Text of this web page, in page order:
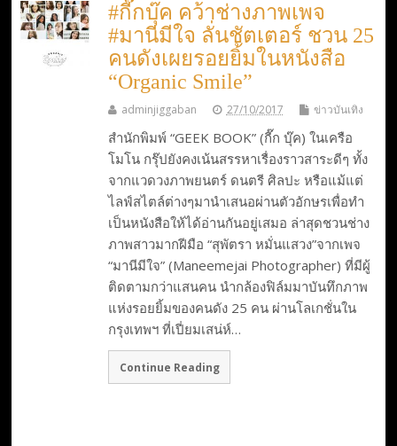
#กี๊กบุ๊ค คว้าช่างภาพเพจ
#มานีมีใจ ลั่นชัตเตอร์ ชวน 25
คนดังเผยรอยยิ้มในหนังสือ
“Organic Smile”
adminjiggaban 27/10/2017 ข่าวบันเทิง
สำนักพิมพ์ “GEEK BOOK” (กี๊ก บุ๊ค) ในเครือ
โมโน กรุ๊ปยังคงเน้นสรรหาเรื่องราวสาระดีๆ ทั้ง
จากแวดวงภาพยนตร์ ดนตรี ศิลปะ หรือแม้แต่
ไลฟ์สไตล์ต่างๆมานำเสนอผ่านตัวอักษรเพื่อทำ
เป็นหนังสือให้ได้อ่านกันอยู่เสมอ ล่าสุดชวนช่าง
ภาพสาวมากฝีมือ “สุพัตรา หมั่นแสวง”จากเพจ
“มานีมีใจ” (Maneemejai Photographer) ที่มีผู้
ติดตามกว่าแสนคน นำกล้องฟิล์มมาบันทึกภาพ
แห่งรอยยิ้มของคนดัง 25 คน ผ่านโลเกชั่นใน
กรุงเทพฯ ที่เปี่ยมเสน่ห์…
Continue Reading